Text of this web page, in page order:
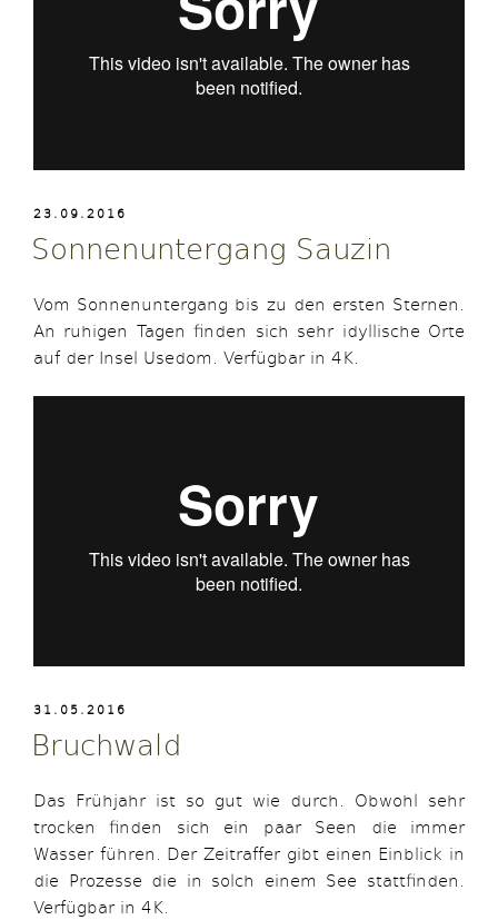
VERÖFFENTLICHT
23.09.2016
Sonnenuntergang Sauzin
Vom Sonnenuntergang bis zu den ersten Sternen.
An ruhigen Tagen finden sich sehr idyllische Orte
auf der Insel Usedom. Verfügbar in 4K.
VERÖFFENTLICHT
31.05.2016
Bruchwald
Das Frühjahr ist so gut wie durch. Obwohl sehr
trocken finden sich ein paar Seen die immer
Wasser führen. Der Zeitraffer gibt einen Einblick in
die Prozesse die in solch einem See stattfinden.
Verfügbar in 4K.